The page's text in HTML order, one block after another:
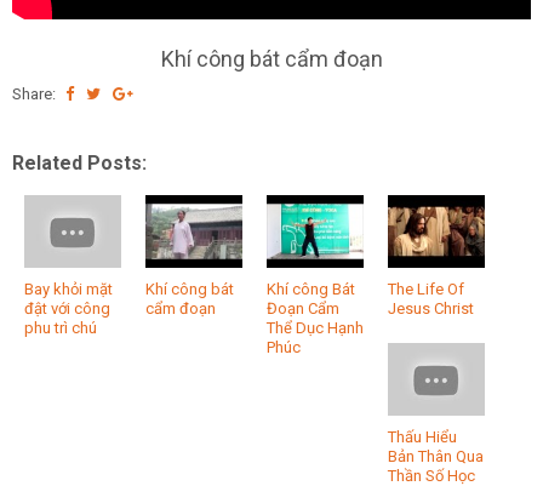
Khí công bát cẩm đoạn
Share:
Related Posts:
Bay khỏi mặt
đật với công
phu trì chú
Khí công bát
cẩm đoạn
Khí công Bát
Đoạn Cẩm
Thể Dục Hạnh
Phúc
The Life Of
Jesus Christ
Thấu Hiểu
Bản Thân Qua
Thần Số Học